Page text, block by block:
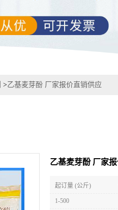
>乙基麦芽酚 厂家报价直销供应
乙基麦芽酚 厂家
起订量 (公斤)
1-500